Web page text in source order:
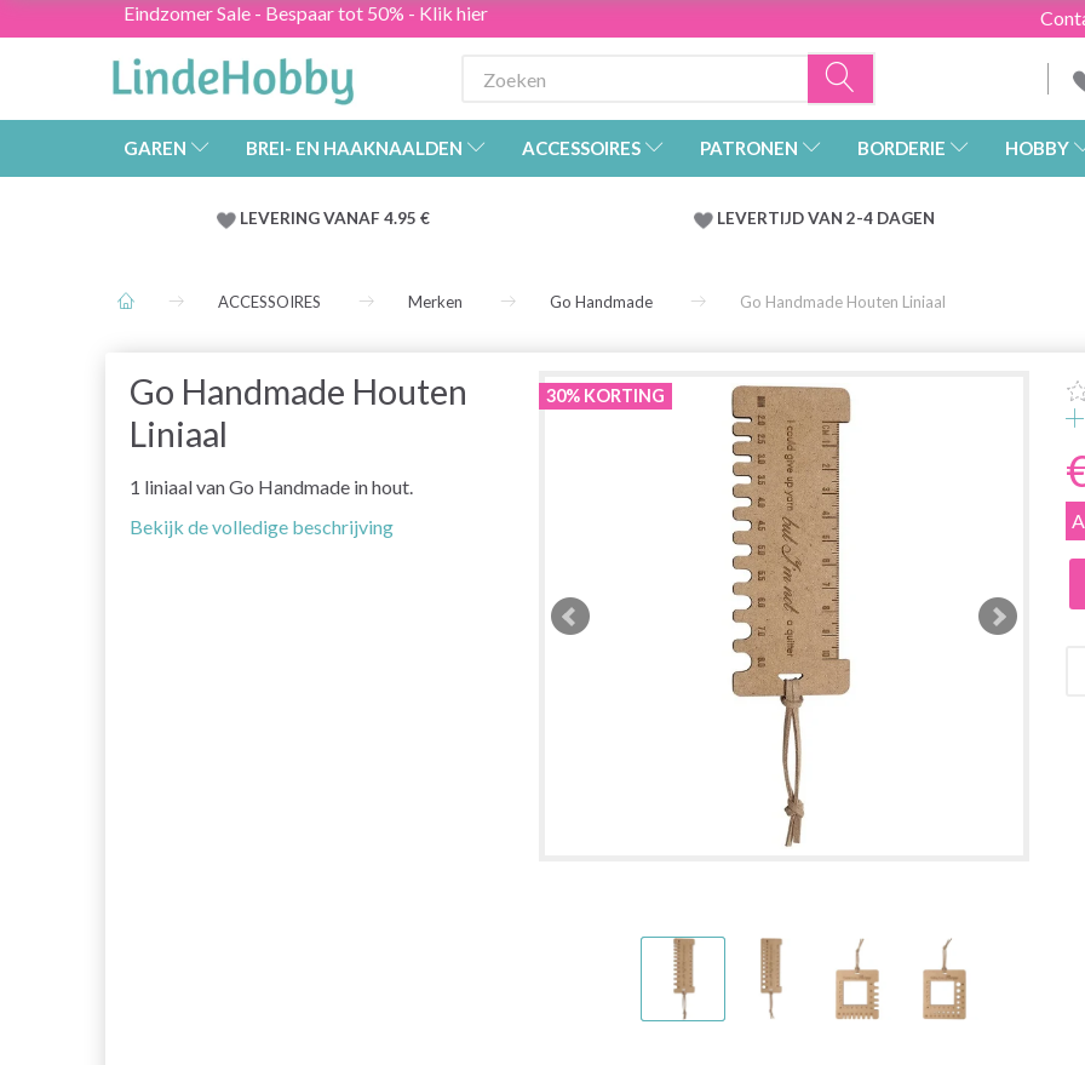
Eindzomer Sale - Bespaar tot 50% - Klik hier
GAREN BREI- EN HAAKNAALDEN ACCESSOIRES PATRONEN BORDERIE HOBBY
LEVERING VANAF 4.95 € LEVERTIJD VAN 2-4 DAGEN
ACCESSOIRES Merken Go Handmade Go Handmade Houten Liniaal
Go Handmade Houten
Liniaal
1 liniaal van Go Handmade in hout.
Bekijk de volledige beschrijving
30% KORTING